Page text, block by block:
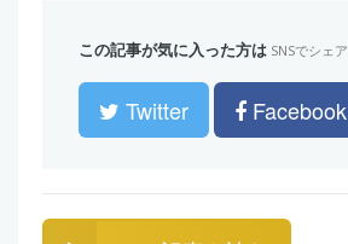
この記事が気に入った方は SNSでシェア
Twitter Facebook